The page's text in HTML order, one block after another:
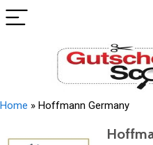
Home » Hoffmann Germany